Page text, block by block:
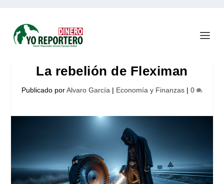
La rebelión de Fleximan
Publicado porAlvaro García | Economía y Finanzas | 0